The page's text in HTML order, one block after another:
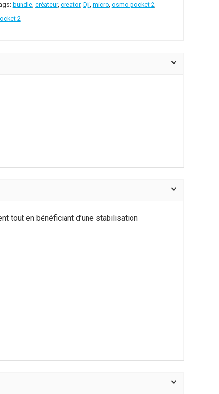
bundle, créateur, creator, Dji, micro, osmo pocket 2,
2
tout en bénéficiant d’une stabilisation